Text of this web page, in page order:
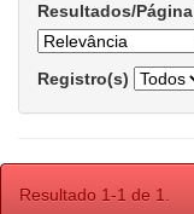
Resultados/Página
Registro(s)
Resultado 1-1 de 1.